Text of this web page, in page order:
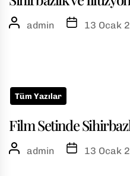
admin 13 Ocak
Tüm Yazılar
Film Setinde
admin 13 Ocak